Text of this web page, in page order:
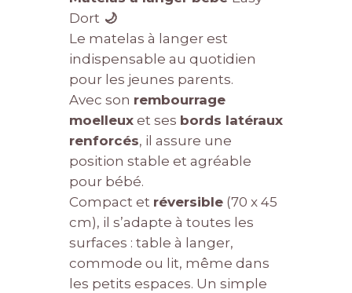
Dort 🌙
Le matelas à langer est
indispensable au quotidien
pour les jeunes parents.
Avec son rembourrage
moelleuxet ses bords latéraux
renforcés, il assure une
position stable et agréable
pour bébé.
Compact et réversible(70 x 45
cm), il s’adapte à toutes les
surfaces : table à langer,
commode ou lit, même dans
les petits espaces. Un simple